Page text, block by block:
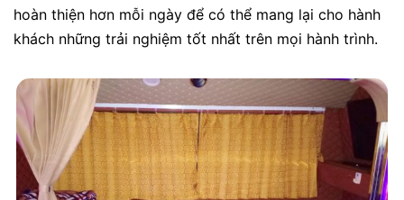
hoàn thiện hơn mỗi ngày để có thể mang lại cho hành
khách những trải nghiệm tốt nhất trên mọi hành trình.